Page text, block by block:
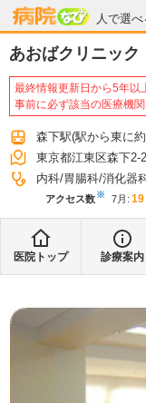
人で選
病院なび
あおばクリニック
最終情報更新日から5年以
事前に必ず該当の医療機
森下駅(駅から東に
東京都江東区森下2-
内科 胃腸科 消化器
アクセス数※ 7月 : 19
医院トップ 診療案内